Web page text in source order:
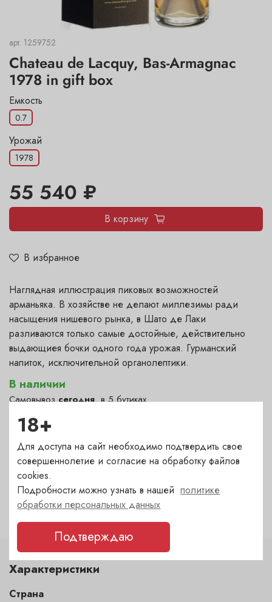
арт. 1259752
Chateau de Lacquy, Bas-Armagnac
1978 in gift box
В избранное
Емкость
0.7
Урожай
1978
55 540 ₽
В корзину
В наличии
Самовывозсегодня, в 5 бутиках
Гранатный — в наличии (сегодня)
Полянка — в наличии
✓ Пречистенка — в наличии
Садовническая — в наличии (сегодня)
Сухаревка — в наличии (сегодня)
Наглядная иллюстрация пиковых возможностей
арманьяка. В хозяйстве не делают миллезимы ради
насыщения нишевого рынка, в Шато де Лаки
разливаются только самые достойные, действительно
выдающиея бочки одного года урожая. Гурманский
напиток, исключительной органолептики.
Характеристики
Страна
18+
Для доступа на сайт необходимо подтвердить свое
совершеннолетие и согласие на обработку файлов
cookies.
Подробности можно узнать в нашейполитике
обработки персональных данных
Подтверждаю